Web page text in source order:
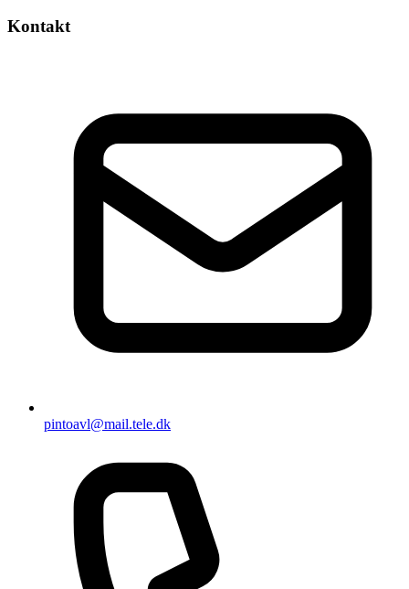
Kontakt
pintoavl@mail.tele.dk